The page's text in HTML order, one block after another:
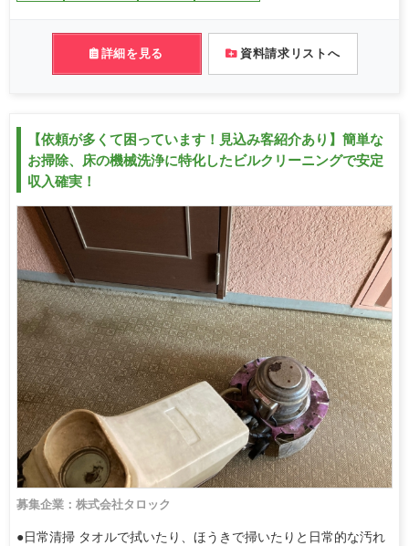
詳細を見る 資料請求リストへ
【依頼が多くて困っています！見込み客紹介あり】簡単な
お掃除、床の機械洗浄に特化したビルクリーニングで安定
収入確実！
募集企業：株式会社タロック
●日常清掃 タオルで拭いたり、ほうきで掃いたりと日常的な汚れ